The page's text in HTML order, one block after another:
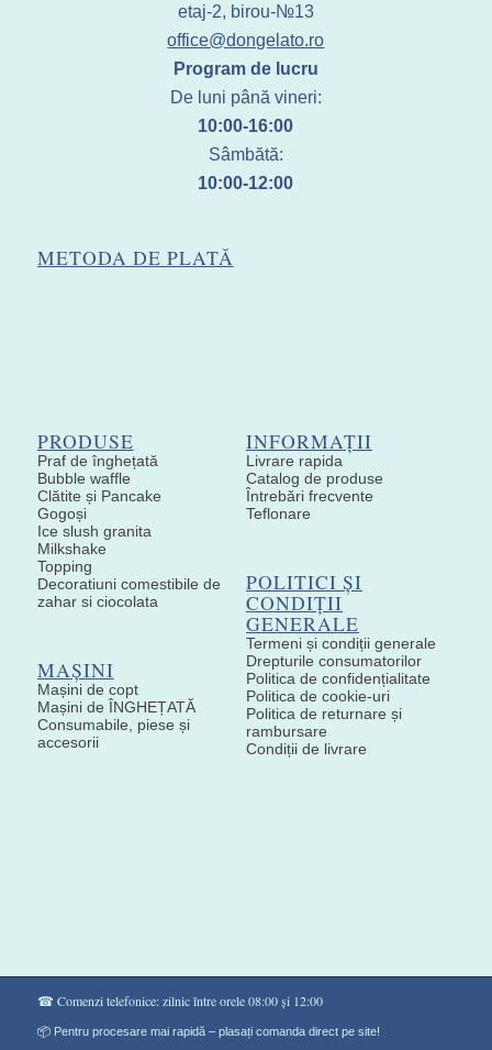
etaj-2, birou-№13
office@dongelato.ro
Program de lucru
De luni până vineri:
10:00-16:00
Sâmbătă:
10:00-12:00
METODA DE PLATĂ
PRODUSE
Praf de înghețată
Bubble waffle
Clătite și Pancake
Gogoși
Ice slush granita
Milkshake
Topping
Decoratiuni comestibile de
zahar si ciocolata
MAȘINI
Mașini de copt
Mașini de ÎNGHEȚATĂ
Consumabile, piese și
accesorii
INFORMAȚII
Livrare rapida
Catalog de produse
Întrebări frecvente
Teflonare
POLITICI ȘI
CONDIȚII
GENERALE
Termeni și condiții generale
Drepturile consumatorilor
Politica de confidențialitate
Politica de cookie-uri
Politica de returnare și
rambursare
Condiții de livrare
☎ Comenzi telefonice: zilnic între orele 08:00 și 12:00
📦 Pentru procesare mai rapidă – plasați comanda direct pe site!